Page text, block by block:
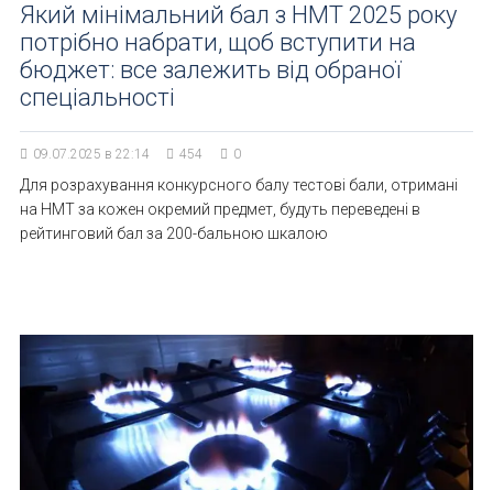
Який мінімальний бал з НМТ 2025 року
потрібно набрати, щоб вступити на
бюджет: все залежить від обраної
спеціальності
09.07.2025 в 22:14 454 0
Для розрахування конкурсного балу тестові бали, отримані
на НМТ за кожен окремий предмет, будуть переведені в
рейтинговий бал за 200-бальною шкалою